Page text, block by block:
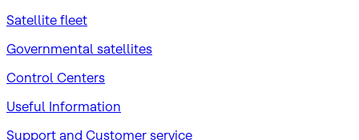
Satellite fleet
Governmental satellites
Control Centers
Useful Information
Support and Customer service